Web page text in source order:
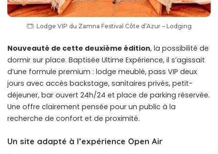
Lodge VIP du Zamna Festival Côte d’Azur – Lodging
Nouveauté de cette deuxième édition, la possibilité de
dormir sur place. Baptisée Ultime Expérience, il s’agissait
d’une formule premium : lodge meublé, pass VIP deux
jours avec accès backstage, sanitaires privés, petit-
déjeuner, bar ouvert 24h/24 et place de parking réservée.
Une offre clairement pensée pour un public à la
recherche de confort et de proximité.
Un site adapté à l’expérience Open Air